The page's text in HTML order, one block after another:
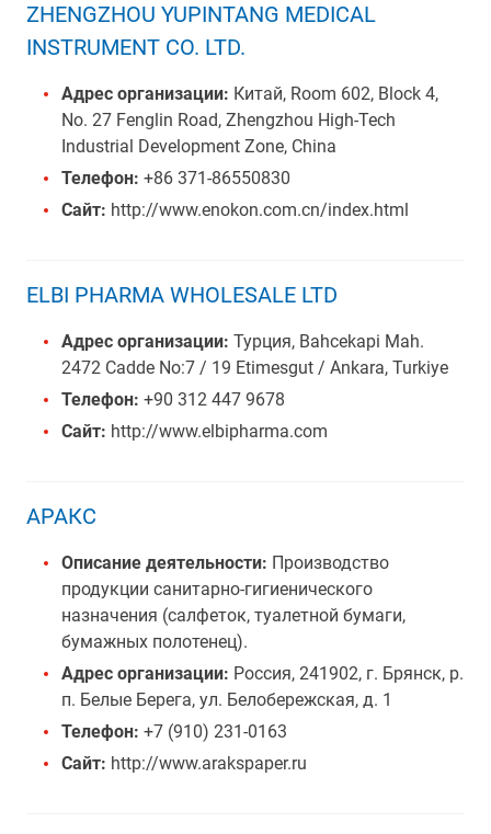
ZHENGZHOU YUPINTANG MEDICAL
INSTRUMENT CO. LTD.
Адрес организации: Китай, Room 602, Block 4,
No. 27 Fenglin Road, Zhengzhou High-Tech
Industrial Development Zone, China
Телефон: +86 371-86550830
Сайт: http://www.enokon.com.cn/index.html
ELBI PHARMA WHOLESALE LTD
Адрес организации: Турция, Bahcekapi Mah.
2472 Cadde No:7 / 19 Etimesgut / Ankara, Turkiye
Телефон: +90 312 447 9678
Сайт: http://www.elbipharma.com
АРАКС
Описание деятельности: Производство
продукции санитарно-гигиенического
назначения (салфеток, туалетной бумаги,
бумажных полотенец).
Адрес организации: Россия, 241902, г. Брянск, р.
п. Белые Берега, ул. Белобережская, д. 1
Телефон: +7 (910) 231-0163
Сайт: http://www.arakspaper.ru